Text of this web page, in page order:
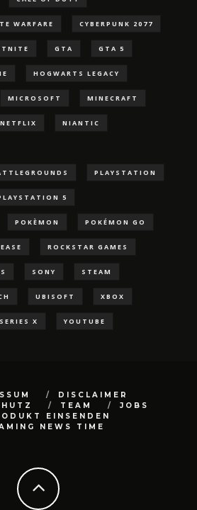
WARFARE CYBERPUNK 2077
GTA GTA 5
HOGWARTS LEGACY
MICROSOFT MINECRAFT
NETFLIX NIANTIC
PLAYSTATION
5
POKÈMON POKÉMON GO
ROCKSTAR GAMES
SONY STEAM
UBISOFT XBOX
X YOUTUBE
DISCLAIMER
TEAM
JOBS
EINSENDEN
NEWS TIME